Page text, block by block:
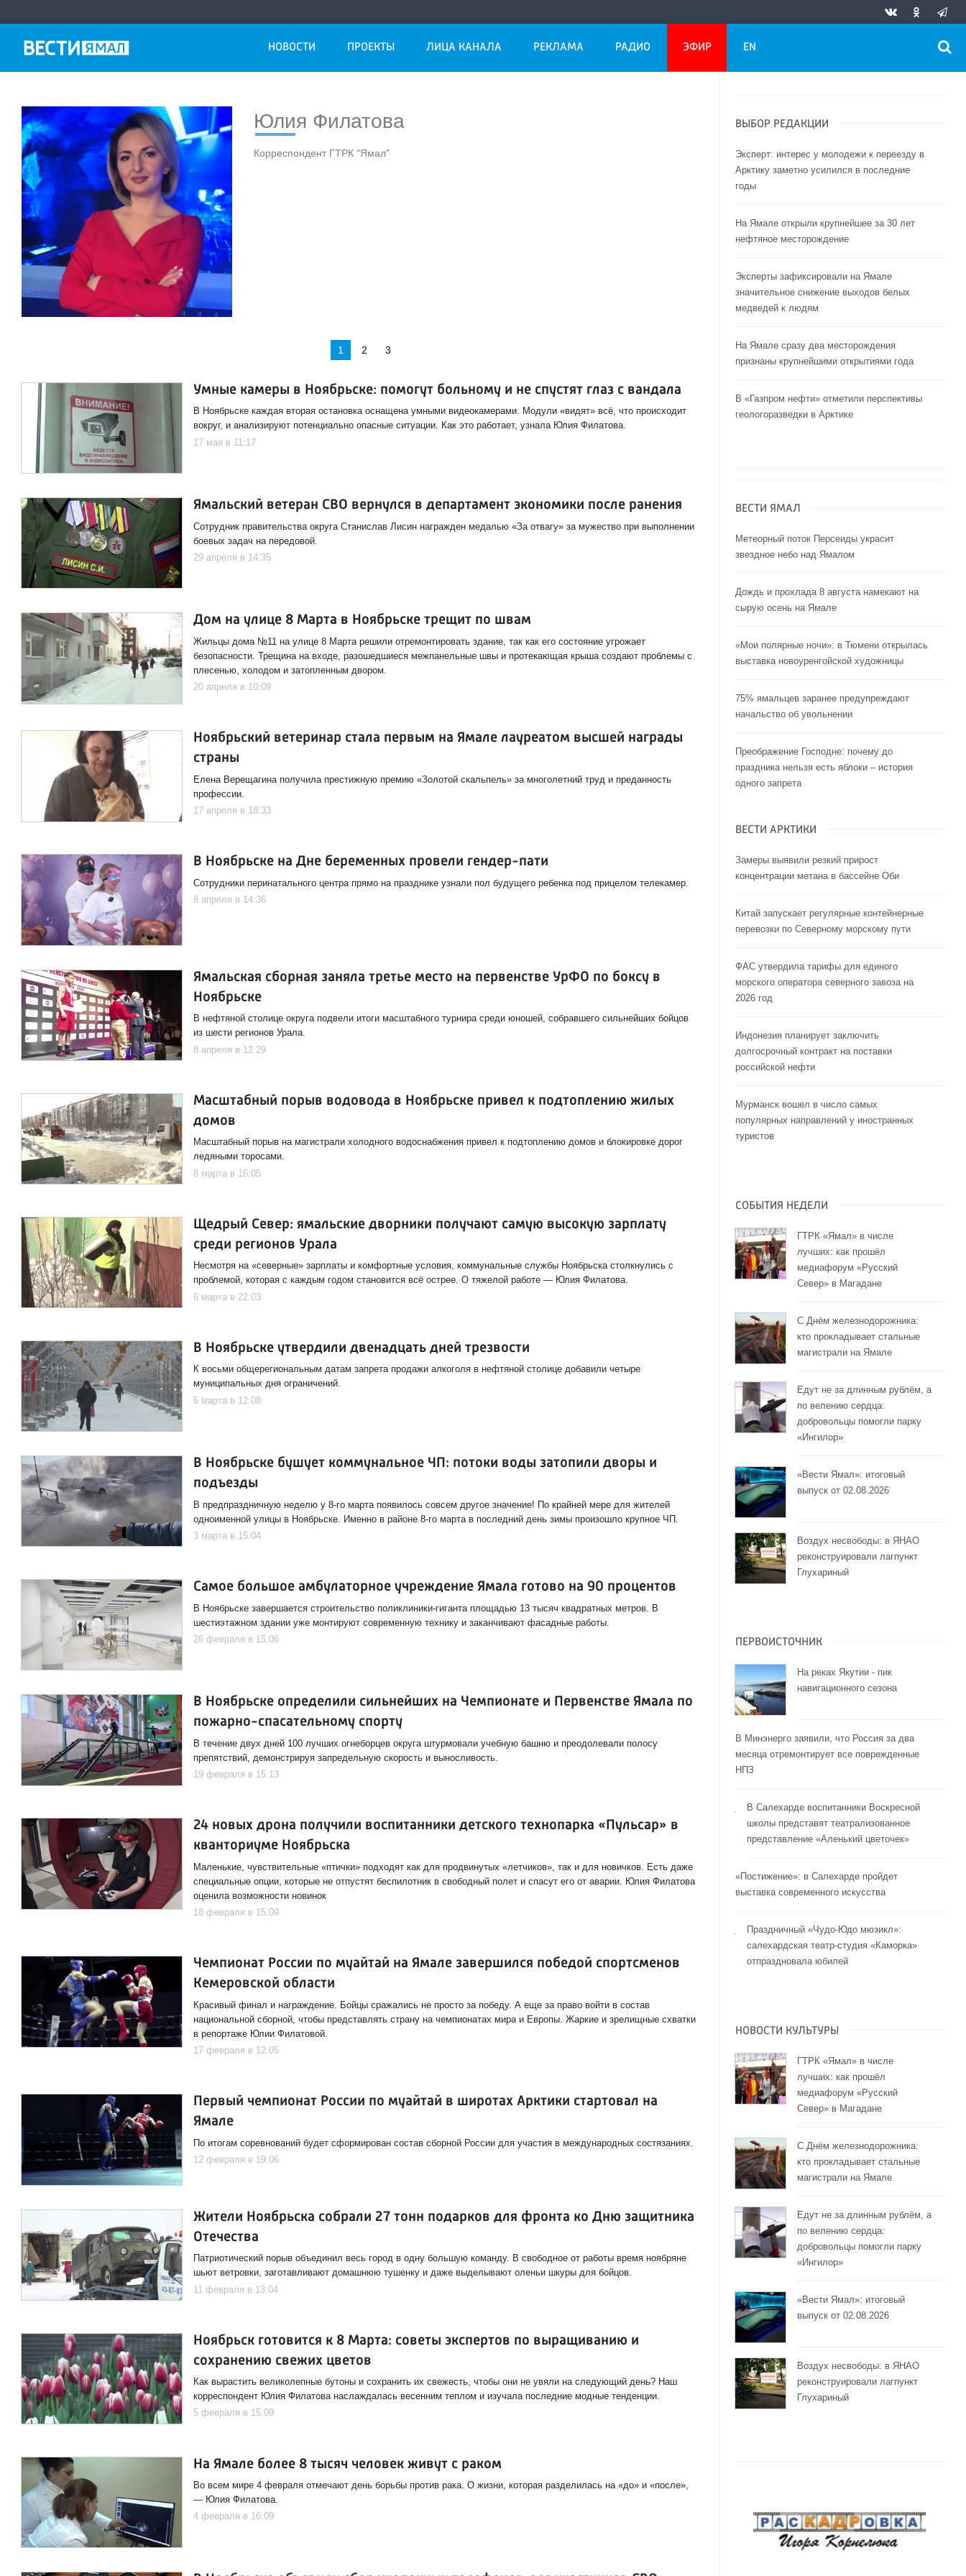
НОВОСТИ ПРОЕКТЫ ЛИЦА КАНАЛА РЕКЛАМА РАДИО ЭФИР EN
Юлия Филатова
Корреспондент ГТРК "Ямал"
1 2 3
Умные камеры в Ноябрьске: помогут больному и не спустят глаз с вандала
В Ноябрьске каждая вторая остановка оснащена умными видеокамерами. Модули «видят» всё, что происходит
вокруг, и анализируют потенциально опасные ситуации. Как это работает, узнала Юлия Филатова.
17 мая в 11:17
Ямальский ветеран СВО вернулся в департамент экономики после ранения
Сотрудник правительства округа Станислав Лисин награжден медалью «За отвагу» за мужество при выполнении
боевых задач на передовой.
29 апреля в 14:35
Дом на улице 8 Марта в Ноябрьске трещит по швам
Жильцы дома №11 на улице 8 Марта решили отремонтировать здание, так как его состояние угрожает
безопасности. Трещина на входе, разошедшиеся межпанельные швы и протекающая крыша создают проблемы с
плесенью, холодом и затопленным двором.
20 апреля в 10:09
Ноябрьский ветеринар стала первым на Ямале лауреатом высшей награды
страны
Елена Верещагина получила престижную премию «Золотой скальпель» за многолетний труд и преданность
профессии.
17 апреля в 18:33
В Ноябрьске на Дне беременных провели гендер-пати
Сотрудники перинатального центра прямо на празднике узнали пол будущего ребенка под прицелом телекамер.
8 апреля в 14:36
Ямальская сборная заняла третье место на первенстве УрФО по боксу в
Ноябрьске
В нефтяной столице округа подвели итоги масштабного турнира среди юношей, собравшего сильнейших бойцов
из шести регионов Урала.
8 апреля в 12:29
Масштабный порыв водовода в Ноябрьске привел к подтоплению жилых
домов
Масштабный порыв на магистрали холодного водоснабжения привел к подтоплению домов и блокировке дорог
ледяными торосами.
8 марта в 16:05
Щедрый Север: ямальские дворники получают самую высокую зарплату
среди регионов Урала
Несмотря на «северные» зарплаты и комфортные условия, коммунальные службы Ноябрьска столкнулись с
проблемой, которая с каждым годом становится всё острее. О тяжелой работе — Юлия Филатова.
6 марта в 22:03
В Ноябрьске утвердили двенадцать дней трезвости
К восьми общерегиональным датам запрета продажи алкоголя в нефтяной столице добавили четыре
муниципальных дня ограничений.
5 марта в 12:08
В Ноябрьске бушует коммунальное ЧП: потоки воды затопили дворы и
подъезды
В предпраздничную неделю у 8-го марта появилось совсем другое значение! По крайней мере для жителей
одноименной улицы в Ноябрьске. Именно в районе 8-го марта в последний день зимы произошло крупное ЧП.
3 марта в 15:04
Самое большое амбулаторное учреждение Ямала готово на 90 процентов
В Ноябрьске завершается строительство поликлиники-гиганта площадью 13 тысяч квадратных метров. В
шестиэтажном здании уже монтируют современную технику и заканчивают фасадные работы.
26 февраля в 15:06
В Ноябрьске определили сильнейших на Чемпионате и Первенстве Ямала по
пожарно-спасательному спорту
В течение двух дней 100 лучших огнеборцев округа штурмовали учебную башню и преодолевали полосу
препятствий, демонстрируя запредельную скорость и выносливость.
19 февраля в 15:13
24 новых дрона получили воспитанники детского технопарка «Пульсар» в
кванториуме Ноябрьска
Маленькие, чувствительные «птички» подходят как для продвинутых «летчиков», так и для новичков. Есть даже
специальные опции, которые не отпустят беспилотник в свободный полет и спасут его от аварии. Юлия Филатова
оценила возможности новинок
18 февраля в 15:09
Чемпионат России по муайтай на Ямале завершился победой спортсменов
Кемеровской области
Красивый финал и награждение. Бойцы сражались не просто за победу. А еще за право войти в состав
национальной сборной, чтобы представлять страну на чемпионатах мира и Европы. Жаркие и зрелищные схватки
в репортаже Юлии Филатовой.
17 февраля в 12:05
Первый чемпионат России по муайтай в широтах Арктики стартовал на
Ямале
По итогам соревнований будет сформирован состав сборной России для участия в международных состязаниях.
12 февраля в 19:06
Жители Ноябрьска собрали 27 тонн подарков для фронта ко Дню защитника
Отечества
Патриотический порыв объединил весь город в одну большую команду. В свободное от работы время ноябряне
шьют ветровки, заготавливают домашнюю тушенку и даже выделывают оленьи шкуры для бойцов.
11 февраля в 13:04
Ноябрьск готовится к 8 Марта: советы экспертов по выращиванию и
сохранению свежих цветов
Как вырастить великолепные бутоны и сохранить их свежесть, чтобы они не увяли на следующий день? Наш
корреспондент Юлия Филатова наслаждалась весенним теплом и изучала последние модные тенденции.
5 февраля в 15:09
На Ямале более 8 тысяч человек живут с раком
Во всем мире 4 февраля отмечают день борьбы против рака. О жизни, которая разделилась на «до» и «после»,
— Юлия Филатова.
4 февраля в 16:09
ВЫБОР РЕДАКЦИИ
Эксперт: интерес у молодежи к переезду в
Арктику заметно усилился в последние
годы
На Ямале открыли крупнейшее за 30 лет
нефтяное месторождение
Эксперты зафиксировали на Ямале
значительное снижение выходов белых
медведей к людям
На Ямале сразу два месторождения
признаны крупнейшими открытиями года
В «Газпром нефти» отметили перспективы
геологоразведки в Арктике
ВЕСТИ ЯМАЛ
Метеорный поток Персеиды украсит
звездное небо над Ямалом
Дождь и прохлада 8 августа намекают на
сырую осень на Ямале
«Мои полярные ночи»: в Тюмени открылась
выставка новоуренгойской художницы
75% ямальцев заранее предупреждают
начальство об увольнении
Преображение Господне: почему до
праздника нельзя есть яблоки – история
одного запрета
ВЕСТИ АРКТИКИ
Замеры выявили резкий прирост
концентрации метана в бассейне Оби
Китай запускает регулярные контейнерные
перевозки по Северному морскому пути
ФАС утвердила тарифы для единого
морского оператора северного завоза на
2026 год
Индонезия планирует заключить
долгосрочный контракт на поставки
российской нефти
Мурманск вошел в число самых
популярных направлений у иностранных
туристов
СОБЫТИЯ НЕДЕЛИ
ГТРК «Ямал» в числе
лучших: как прошёл
медиафорум «Русский
Север» в Магадане
С Днём железнодорожника:
кто прокладывает стальные
магистрали на Ямале
Едут не за длинным рублём, а
по велению сердца:
добровольцы помогли парку
«Ингилор»
«Вести Ямал»: итоговый
выпуск от 02.08.2026
Воздух несвободы: в ЯНАО
реконструировали лагпункт
Глухариный
ПЕРВОИСТОЧНИК
На реках Якутии - пик
навигационного сезона
В Минэнерго заявили, что Россия за два
месяца отремонтирует все поврежденные
НПЗ
В Салехарде воспитанники Воскресной
школы представят театрализованное
представление «Аленький цветочек»
«Постижение»: в Салехарде пройдет
выставка современного искусства
Праздничный «Чудо-Юдо мюзикл»:
салехардская театр-студия «Каморка»
отпраздновала юбилей
НОВОСТИ КУЛЬТУРЫ
ГТРК «Ямал» в числе
лучших: как прошёл
медиафорум «Русский
Север» в Магадане
С Днём железнодорожника:
кто прокладывает стальные
магистрали на Ямале
Едут не за длинным рублём, а
по велению сердца:
добровольцы помогли парку
«Ингилор»
«Вести Ямал»: итоговый
выпуск от 02.08.2026
Воздух несвободы: в ЯНАО
реконструировали лагпункт
Глухариный